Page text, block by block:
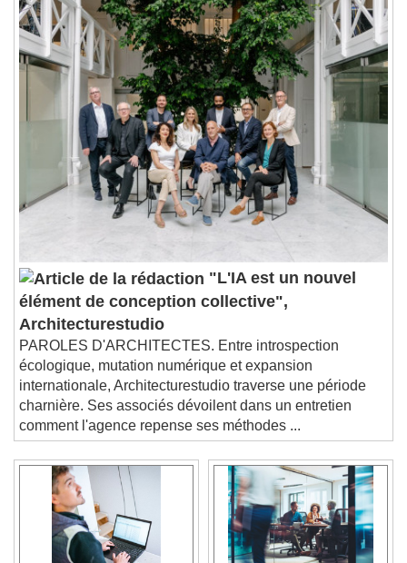
"L'IA est un nouvel
élément de conception collective",
Architecturestudio
PAROLES D'ARCHITECTES. Entre introspection
écologique, mutation numérique et expansion
internationale, Architecturestudio traverse une période
charnière. Ses associés dévoilent dans un entretien
comment l'agence repense ses méthodes ...